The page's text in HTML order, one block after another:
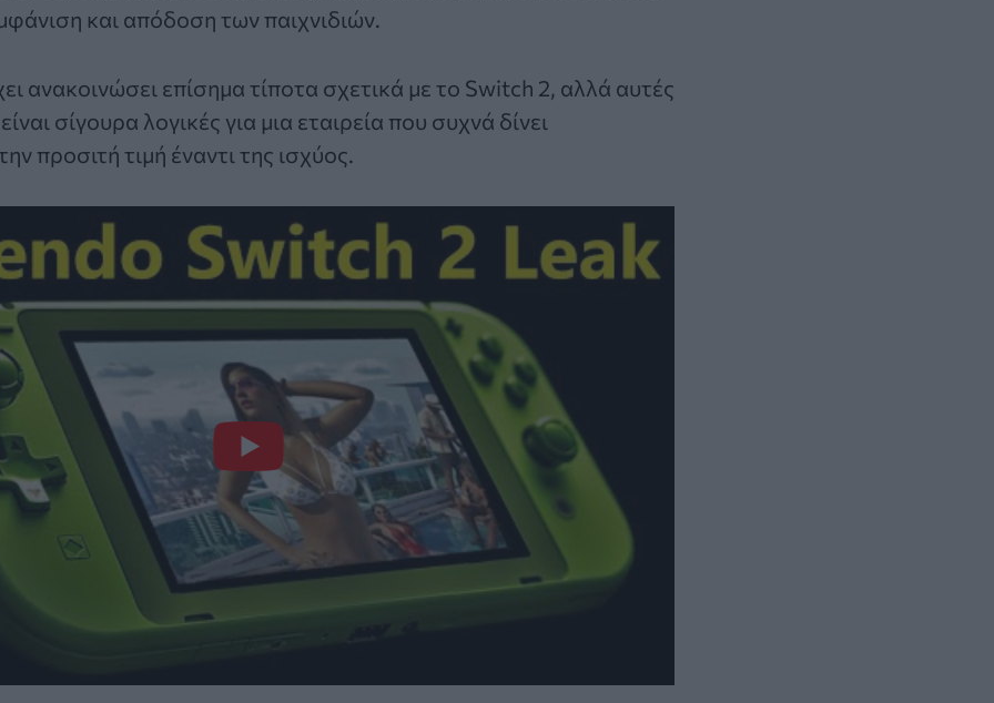
και απόδοση των παιχνιδιών.
ανακοινώσει επίσημα τίποτα σχετικά με το Switch 2, αλλά αυτές
σίγουρα λογικές για μια εταιρεία που συχνά δίνει
προσιτή τιμή έναντι της ισχύος.